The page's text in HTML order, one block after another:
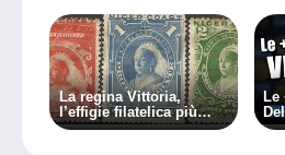
La regina Vittoria,
l’effigie filatelica più
famosa!
Le